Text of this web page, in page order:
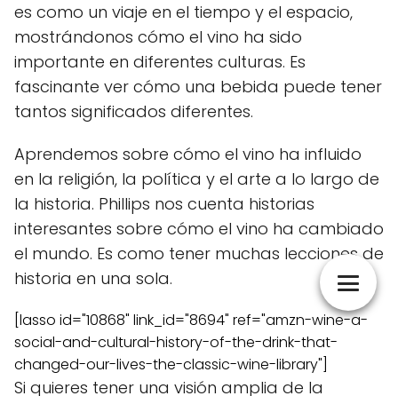
es como un viaje en el tiempo y el espacio,
mostrándonos cómo el vino ha sido
importante en diferentes culturas. Es
fascinante ver cómo una bebida puede tener
tantos significados diferentes.
Aprendemos sobre cómo el vino ha influido
en la religión, la política y el arte a lo largo de
la historia. Phillips nos cuenta historias
interesantes sobre cómo el vino ha cambiado
el mundo. Es como tener muchas lecciones de
historia en una sola.
[lasso id="10868" link_id="8694" ref="amzn-wine-a-
social-and-cultural-history-of-the-drink-that-
changed-our-lives-the-classic-wine-library"]
Si quieres tener una visión amplia de la